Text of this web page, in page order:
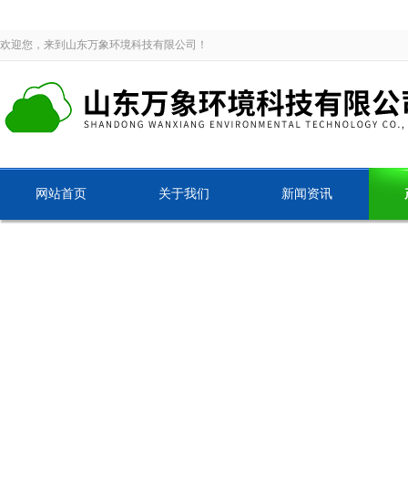
欢迎您，来到山东万象环境科技有限公司！
网站首页 关于我们 新闻资讯